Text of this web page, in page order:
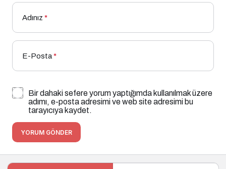
Adınız *
E-Posta*
Bir dahaki sefere yorum yaptığımda kullanılmak üzere
adımı, e-posta adresimi ve web site adresimi bu
tarayıcıya kaydet.
YORUM GÖNDER